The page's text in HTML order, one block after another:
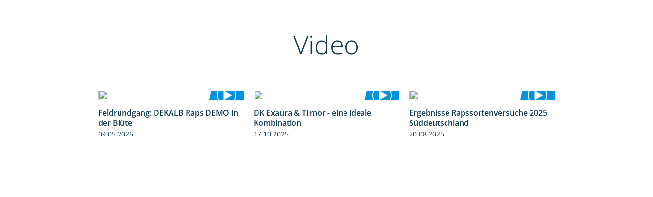
Video
2:37
Feldrundgang: DEKALB Raps DEMO in
der Blüte
09.05.2026
DK Exaura & Tilmor - eine ideale
Kombination
17.10.2025
4:08
Ergebnisse Rapssortenversuche 2025
Süddeutschland
20.08.2025